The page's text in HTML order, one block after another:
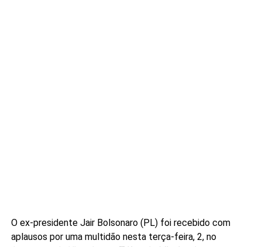
O ex-presidente Jair Bolsonaro (PL) foi recebido com
aplausos por uma multidão nesta terça-feira, 2, no